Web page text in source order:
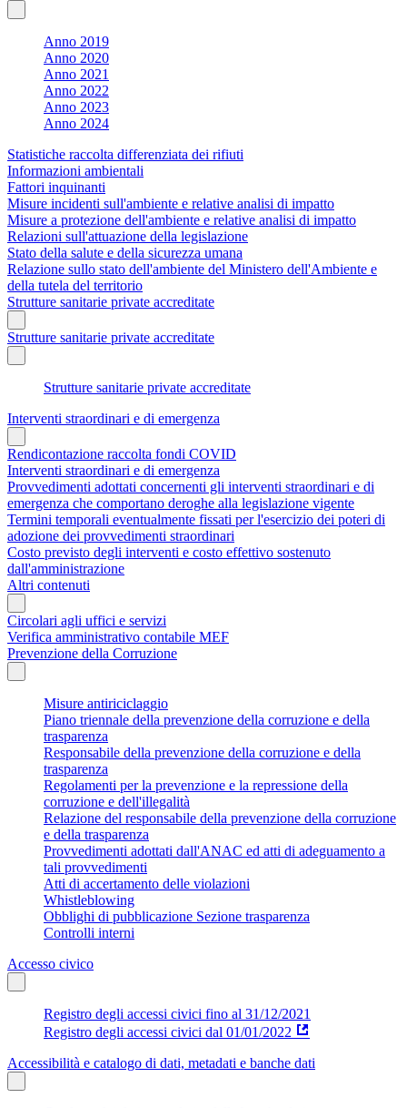
Anno 2019
Anno 2020
Anno 2021
Anno 2022
Anno 2023
Anno 2024
Statistiche raccolta differenziata dei rifiuti
Informazioni ambientali
Fattori inquinanti
Misure incidenti sull'ambiente e relative analisi di impatto
Misure a protezione dell'ambiente e relative analisi di impatto
Relazioni sull'attuazione della legislazione
Stato della salute e della sicurezza umana
Relazione sullo stato dell'ambiente del Ministero dell'Ambiente e
della tutela del territorio
Strutture sanitarie private accreditate
Strutture sanitarie private accreditate
Strutture sanitarie private accreditate
Interventi straordinari e di emergenza
Rendicontazione raccolta fondi COVID
Interventi straordinari e di emergenza
Provvedimenti adottati concernenti gli interventi straordinari e di
emergenza che comportano deroghe alla legislazione vigente
Termini temporali eventualmente fissati per l'esercizio dei poteri di
adozione dei provvedimenti straordinari
Costo previsto degli interventi e costo effettivo sostenuto
dall'amministrazione
Altri contenuti
Circolari agli uffici e servizi
Verifica amministrativo contabile MEF
Prevenzione della Corruzione
Misure antiriciclaggio
Piano triennale della prevenzione della corruzione e della
trasparenza
Responsabile della prevenzione della corruzione e della
trasparenza
Regolamenti per la prevenzione e la repressione della
corruzione e dell'illegalità
Relazione del responsabile della prevenzione della corruzione
e della trasparenza
Provvedimenti adottati dall'ANAC ed atti di adeguamento a
tali provvedimenti
Atti di accertamento delle violazioni
Whistleblowing
Obblighi di pubblicazione Sezione trasparenza
Controlli interni
Accesso civico
Registro degli accessi civici fino al 31/12/2021
Registro degli accessi civici dal 01/01/2022
Accessibilità e catalogo di dati, metadati e banche dati